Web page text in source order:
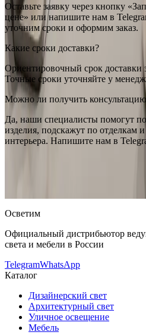
Оставьте заявку через кнопку
цене» или напишите нам в
уточним сроки и оформим заказ.
Какие сроки доставки?
Ориентировочный срок доставки
Точные сроки уточняйте у
Можно ли получить
Да, наши специалисты помогут
изделия, подскажут по отделкам
интерьера. Напишите нам в
RESTART
— купить в
Консультация и подбор: Telegram,
Осветим
Официальный дистрибьютор
света и мебели в России
TelegramWhatsApp
Каталог
Дизайнерский свет
Архитектурный свет
Уличное освещение
Мебель